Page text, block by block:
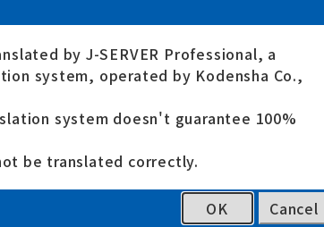
by J-SERVER Professional, a
system, operated by Kodensha Co.,
system doesn't guarantee 100%
be translated correctly.
OK Cancel